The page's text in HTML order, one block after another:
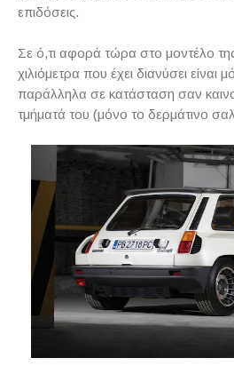
επιδόσεις.
Σε ό,τι αφορά τώρα στο μοντέλο
χιλιόμετρα που έχει διανύσει είναι
παράλληλα σε κατάσταση σαν
τμήματά του (μόνο το δερμάτινο